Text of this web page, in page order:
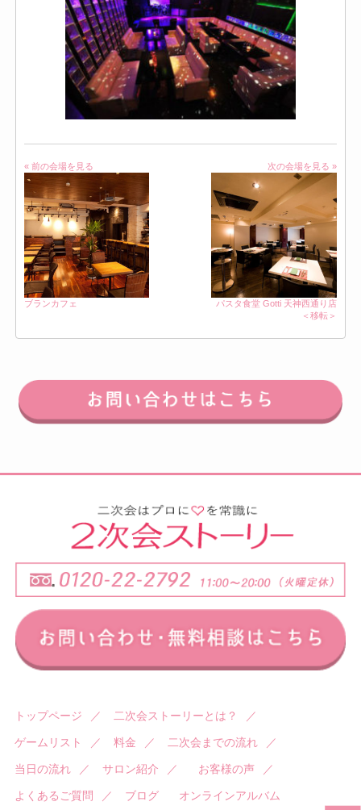
« 前の会場を見る
ブランカフェ
次の会場を見る »
パスタ食堂 Gotti 天神西通り店
＜移転＞
トップページ ／ 二次会ストーリーとは？ ／
ゲームリスト ／ 料金 ／ 二次会までの流れ ／
当日の流れ ／ サロン紹介 ／ お客様の声 ／
よくあるご質問 ／ ブログ オンラインアルバム